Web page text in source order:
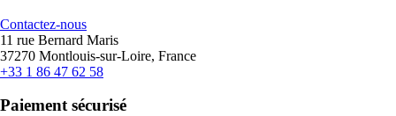
Contactez-nous
11 rue Bernard Maris
37270 Montlouis-sur-Loire, France
+33 1 86 47 62 58
Paiement sécurisé